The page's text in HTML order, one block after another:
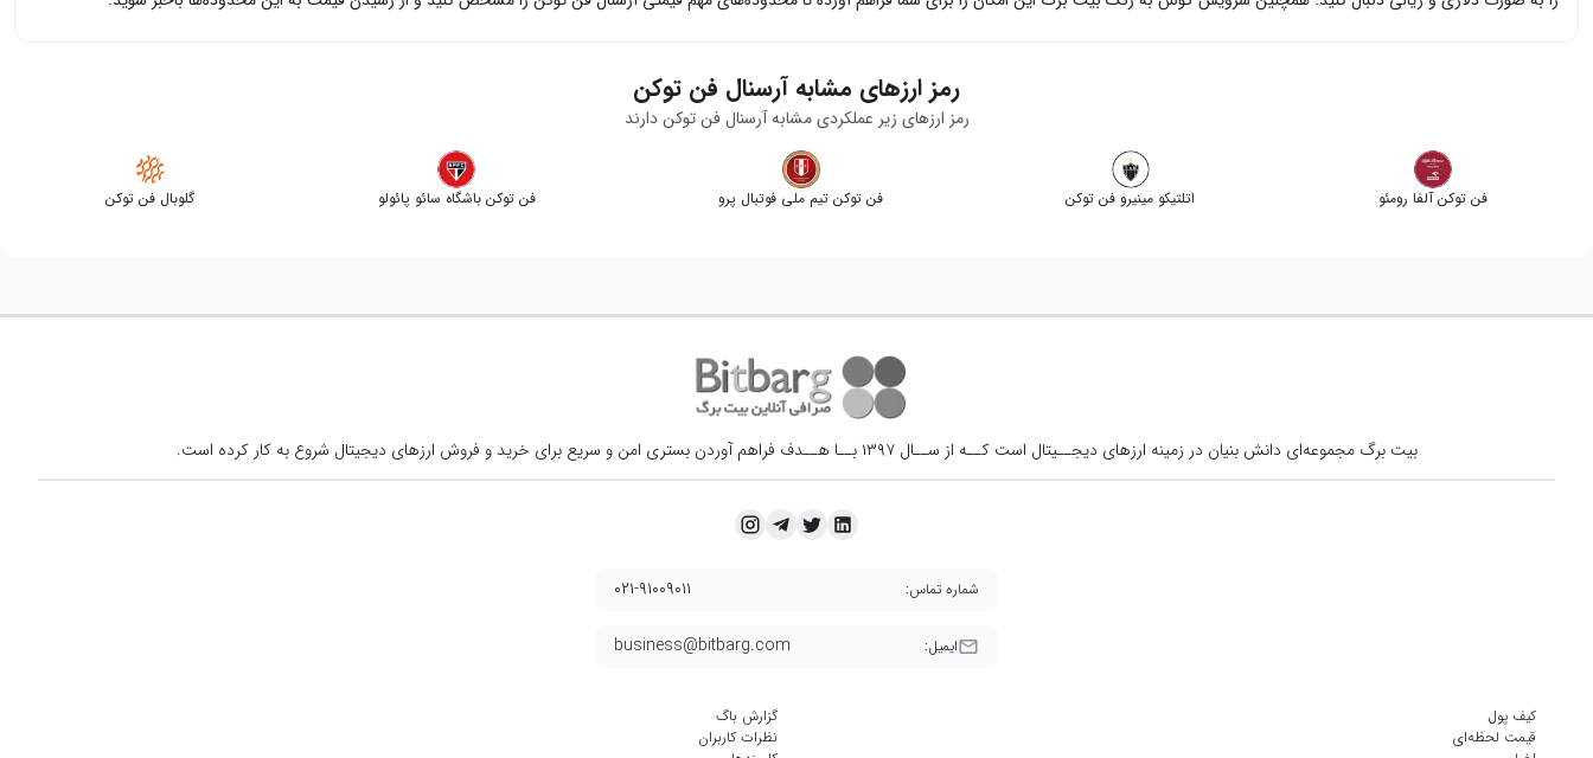
رمز ارزهای مشابه آرسنال فن توکن
رمز ارزهای زیر عملکردی مشابهآرسنال فن توکندارند
فن توکن آلفا رومئو اتلتیکو مینیرو فن توکن فن توکن تیم ملی فوتبال پرو فن توکن باشگاه سائو پائولو گلوبال فن توکن
بیت برگ مجموعه‌ای دانش بنیان در زمینه ارزهای دیجــیتال است کــه از ســال ۱۳۹۷ بــا هــدف فراهم آوردن بستری امن و سریع برای خرید و فروش ارزهای دیجیتال شروع به کار کرده است.
ایمیل: business@bitbarg.com
شماره تماس: ۰۲۱-۹۱۰۰۹۰۱۱
کیف پول
قیمت لحظه‌ای
گزارش باگ
نظرات کاربران